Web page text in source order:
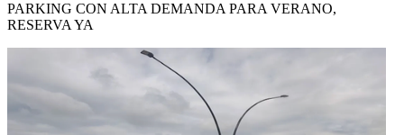
PARKING CON ALTA DEMANDA PARA VERANO,
RESERVA YA